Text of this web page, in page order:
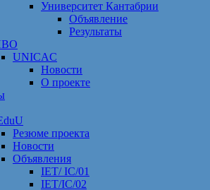
Университет Кантабрии
Объявление
Результаты
UNICAC
Новости
О проекте
Резюме проекта
Новости
Объявления
IET/ IC/01
IET/IC/02